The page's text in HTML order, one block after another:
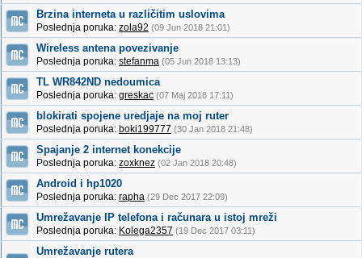
Brzina interneta u različitim uslovima
Poslednja poruka: zola92 (09 Jun 2018 21:01)
Wireless antena povezivanje
Poslednja poruka: stefanma (05 Jun 2018 13:13)
TL WR842ND nedoumica
Poslednja poruka: greskac (07 Maj 2018 17:11)
blokirati spojene uredjaje na moj ruter
Poslednja poruka: boki199777 (30 Jan 2018 21:48)
Spajanje 2 internet konekcije
Poslednja poruka: zoxknez (02 Jan 2018 20:48)
Android i hp1020
Poslednja poruka: rapha (29 Dec 2017 22:09)
Umrežavanje IP telefona i računara u istoj mreži
Poslednja poruka: Kolega2357 (19 Dec 2017 03:11)
Umrežavanje rutera